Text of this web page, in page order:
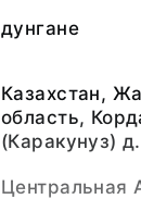
дунгане
Казахстан,
область,
(Каракунуз)
Центральная